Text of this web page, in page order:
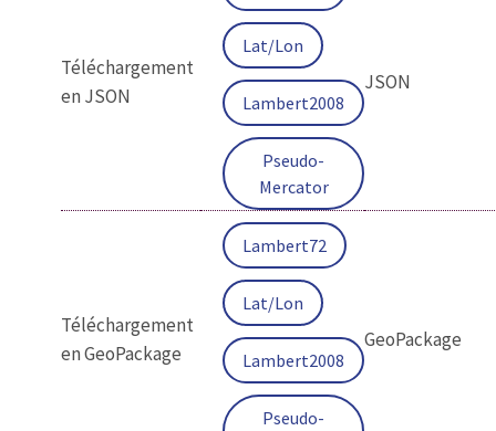
Téléchargement
en JSON
Lat/Lon
Lambert2008
Pseudo-
Mercator
JSON
Téléchargement
en GeoPackage
Lambert72
Lat/Lon
Lambert2008
Pseudo-
GeoPackage